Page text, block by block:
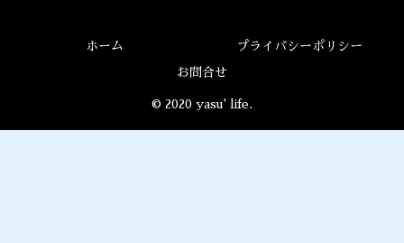
ホーム プライバシーポリシー
お問合せ
© 2020 yasu' life.